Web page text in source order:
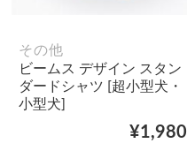
その他
ビームス デザイン スタン
ダードシャツ [超小型犬・
小型犬]
¥1,980